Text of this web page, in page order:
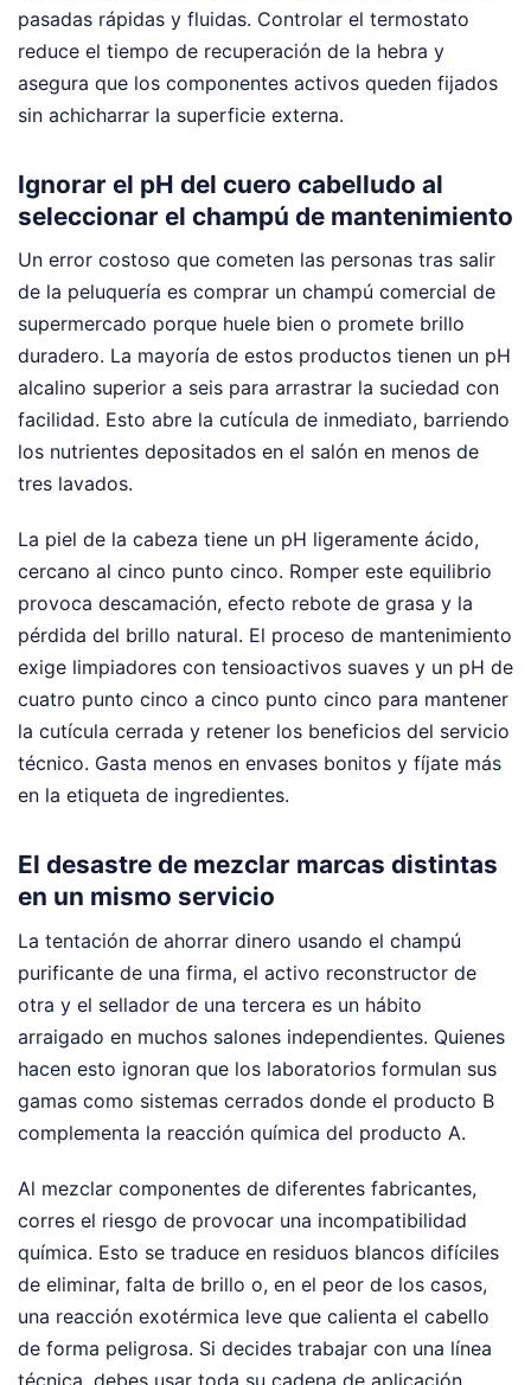
pasadas rápidas y fluidas. Controlar el termostato
reduce el tiempo de recuperación de la hebra y
asegura que los componentes activos queden fijados
sin achicharrar la superficie externa.
Ignorar el pH del cuero cabelludo al
seleccionar el champú de mantenimiento
Un error costoso que cometen las personas tras salir
de la peluquería es comprar un champú comercial de
supermercado porque huele bien o promete brillo
duradero. La mayoría de estos productos tienen un pH
alcalino superior a seis para arrastrar la suciedad con
facilidad. Esto abre la cutícula de inmediato, barriendo
los nutrientes depositados en el salón en menos de
tres lavados.
La piel de la cabeza tiene un pH ligeramente ácido,
cercano al cinco punto cinco. Romper este equilibrio
provoca descamación, efecto rebote de grasa y la
pérdida del brillo natural. El proceso de mantenimiento
exige limpiadores con tensioactivos suaves y un pH de
cuatro punto cinco a cinco punto cinco para mantener
la cutícula cerrada y retener los beneficios del servicio
técnico. Gasta menos en envases bonitos y fíjate más
en la etiqueta de ingredientes.
El desastre de mezclar marcas distintas
en un mismo servicio
La tentación de ahorrar dinero usando el champú
purificante de una firma, el activo reconstructor de
otra y el sellador de una tercera es un hábito
arraigado en muchos salones independientes. Quienes
hacen esto ignoran que los laboratorios formulan sus
gamas como sistemas cerrados donde el producto B
complementa la reacción química del producto A.
Al mezclar componentes de diferentes fabricantes,
corres el riesgo de provocar una incompatibilidad
química. Esto se traduce en residuos blancos difíciles
de eliminar, falta de brillo o, en el peor de los casos,
una reacción exotérmica leve que calienta el cabello
de forma peligrosa. Si decides trabajar con una línea
técnica, debes usar toda su cadena de aplicación